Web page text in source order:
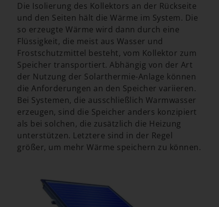
Die Isolierung des Kollektors an der Rückseite
und den Seiten hält die Wärme im System. Die
so erzeugte Wärme wird dann durch eine
Flüssigkeit, die meist aus Wasser und
Frostschutzmittel besteht, vom Kollektor zum
Speicher transportiert. Abhängig von der Art
der Nutzung der Solarthermie-Anlage können
die Anforderungen an den Speicher variieren.
Bei Systemen, die ausschließlich Warmwasser
erzeugen, sind die Speicher anders konzipiert
als bei solchen, die zusätzlich die Heizung
unterstützen. Letztere sind in der Regel
größer, um mehr Wärme speichern zu können.